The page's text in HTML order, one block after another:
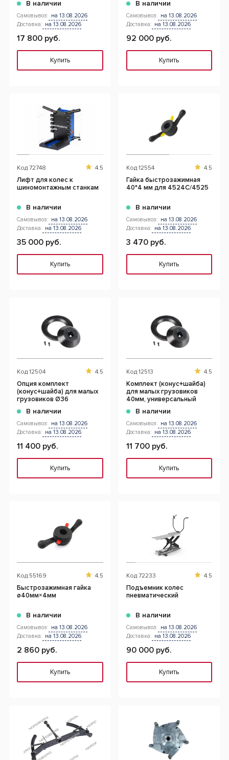
В наличии
Самовывоз: на 13.08.2026
Доставка: на 13.08.2026
17 800 руб.
Купить
В наличии
Самовывоз: на 13.08.2026
Доставка: на 13.08.2026
92 000 руб.
Купить
Код 72748 4.5
Лифт для колес к
шиномонтажным станкам
В наличии
Самовывоз: на 13.08.2026
Доставка: на 13.08.2026
35 000 руб.
Купить
Код 12554 4.5
Гайка быстрозажимная
40*4 мм для 4524C/4525
В наличии
Самовывоз: на 13.08.2026
Доставка: на 13.08.2026
3 470 руб.
Купить
Код 12504 4.5
Опция комплект
(конус+шайба) для малых
грузовиков Ø36
В наличии
Самовывоз: на 13.08.2026
Доставка: на 13.08.2026
11 400 руб.
Купить
Код 12513 4.5
Комплект (конус+шайба)
для малых грузовиков
40мм, универсальный
В наличии
Самовывоз: на 13.08.2026
Доставка: на 13.08.2026
11 700 руб.
Купить
Код 55169 4.5
Быстрозажимная гайка
ø40мм×4мм
В наличии
Самовывоз: на 13.08.2026
Доставка: на 13.08.2026
2 860 руб.
Купить
Код 72233 4.5
Подъемник колес
пневматический
В наличии
Самовывоз: на 13.08.2026
Доставка: на 13.08.2026
90 000 руб.
Купить